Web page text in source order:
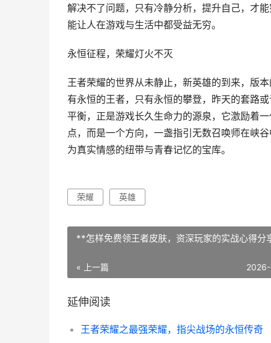
解决不了问题，只有冷静分析，提升自己，才
能让人在游戏与生活中都受益无穷。
永恒征程，荣耀灯火不灭
王者荣耀的世界从未静止，新英雄的到来，版
有永恒的王者，只有永恒的攀登，昨天的套路
平衡，正是游戏长久生命力的源泉，它激励着
点，而是一个方向，一盏指引无数召唤师在峡
为真实情感的纽带与青春记忆的宝库。
荣耀 英雄
**怎样免费领王者皮肤，资深玩家的实战心得分
« 上一篇
延伸阅读
王者荣耀之最强荣耀，指尖战场的永恒传奇